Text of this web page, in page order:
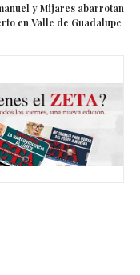
y Mijares abarrotan
en Valle de Guadalupe